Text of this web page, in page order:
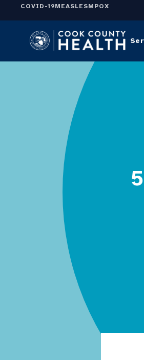
COVID-19MEASLESMPOX